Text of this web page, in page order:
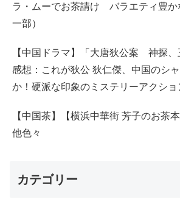
ラ・ムーでお茶請け バラエティ豊か
一部）
【中国ドラマ】「大唐狄公案 神探、
感想：これが狄公 狄仁傑、中国のシ
か！硬派な印象のミステリーアクショ
【中国茶】【横浜中華街 芳子のお茶
他色々
カテゴリー